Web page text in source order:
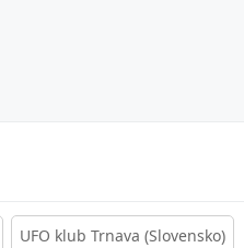
UFO klub Trnava (Slovensko)